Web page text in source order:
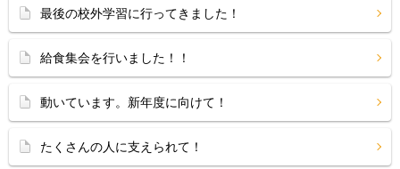
最後の校外学習に行ってきました！
給食集会を行いました！！
動いています。新年度に向けて！
たくさんの人に支えられて！